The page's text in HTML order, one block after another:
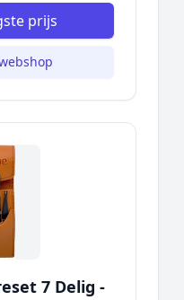
prijs
7 Delig -